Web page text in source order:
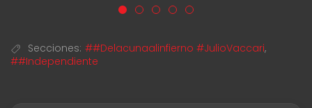
Secciones: ##Delacunaalinfierno #JulioVaccari,
##Independiente